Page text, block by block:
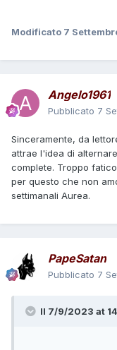
Modificato 7
Angelo1961
Pubblicato 7
Sinceramente, da
attrae l'idea di
complete. Troppo
per questo che non
settimanali Aurea.
PapeSatan
Pubblicato 7
Il 7/9/2023 at